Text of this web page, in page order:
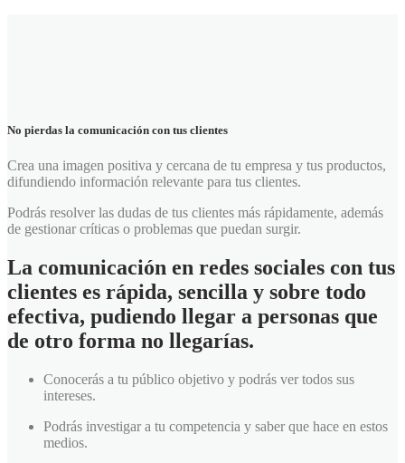
No pierdas la comunicación con tus clientes
Crea una imagen positiva y cercana de tu empresa y tus productos,
difundiendo información relevante para tus clientes.
Podrás resolver las dudas de tus clientes más rápidamente, además
de gestionar críticas o problemas que puedan surgir.
La comunicación en redes sociales con tus
clientes es rápida, sencilla y sobre todo
efectiva, pudiendo llegar a personas que
de otro forma no llegarías.
Conocerás a tu público objetivo y podrás ver todos sus
intereses.
Podrás investigar a tu competencia y saber que hace en estos
medios.